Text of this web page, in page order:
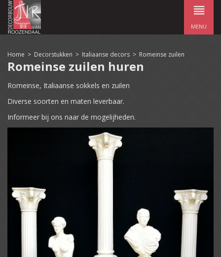
MENU
Home > Decorstukken > Italiaanse decors > Romeinse zuilen
Romeinse zuilen huren
Romeinse, Italiaanse sokkels en zuilen
Diverse soorten en maten leverbaar.
Informeer bij ons naar de mogelijheden.